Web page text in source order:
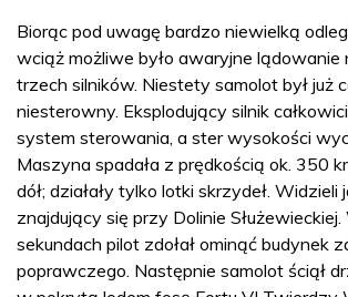
Biorąc pod uwagę bardzo niewielką
wciąż możliwe było awaryjne lądowanie
trzech silników. Niestety samolot był już
niesterowny. Eksplodujący silnik
system sterowania, a ster wysokości
Maszyna spadała z prędkością ok. 350
dół; działały tylko lotki skrzydeł.
znajdujący się przy Dolinie
sekundach pilot zdołał ominąć budynek
poprawczego. Następnie samolot ściął